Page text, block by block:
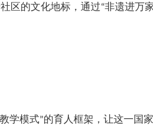
区的文化地标，通过“非遗进万
学模式”的育人框架，让这一国